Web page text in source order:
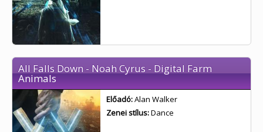
All Falls Down - Noah Cyrus - Digital Farm
Animals
Előadó:Alan Walker
Zenei stílus:Dance